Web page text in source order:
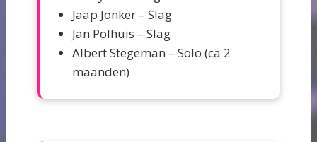
Jaap Jonker – Slag
Jan Polhuis – Slag
Albert Stegeman – Solo (ca 2
maanden)